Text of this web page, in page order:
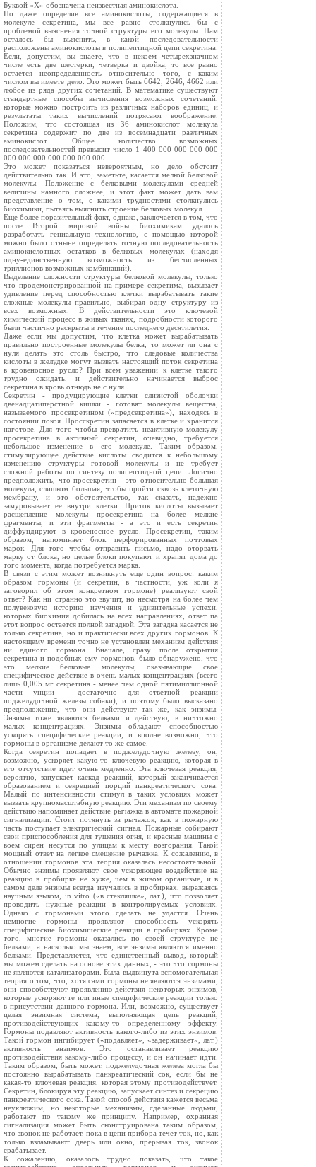
Буквой «X» обозначена неизвестная аминокислота.
Но даже определив все аминокислоты, содержащиеся в
молекуле секретина, мы все равно столкнулись бы с
проблемой выяснения точной структуры его молекулы. Нам
осталось бы выяснить, в какой последовательности
расположены аминокислоты в полипептидной цепи секретина.
Если, допустим, вы знаете, что в некоем четырехзначном
числе есть две шестерки, четверка и двойка, то все равно
остается неопределенность относительно того, с каким
числом вы имеете дело. Это может быть 6642, 2646, 4662 или
любое из ряда других сочетаний. В математике существуют
стандартные способы вычисления возможных сочетаний,
которые можно построить из различных наборов единиц, и
результаты таких вычислений потрясают воображение.
Положим, что состоящая из 36 аминокислот молекула
секретина содержит по две из восемнадцати различных
аминокислот. Общее количество возможных
последовательностей превысит число 1 400 000 000 000 000
000 000 000 000 000 000 000.
Это может показаться невероятным, но дело обстоит
действительно так. И это, заметьте, касается мелкой белковой
молекулы. Положение с белковыми молекулами средней
величины намного сложнее, и этот факт может дать вам
представление о том, с какими трудностями столкнулись
биохимики, пытаясь выяснить строение белковых молекул.
Еще более поразительный факт, однако, заключается в том, что
после Второй мировой войны биохимикам удалось
разработать гениальную технологию, с помощью которой
можно было отныне определять точную последовательность
аминокислотных остатков в белковых молекулах (находя
одну-единственную возможность из бесчисленных
триллионов возможных комбинаций).
Выделение сложности структуры белковой молекулы, только
что продемонстрированной на примере секретима, вызывает
удивление перед способностью клетки вырабатывать такие
сложные молекулы правильно, выбирая одну структуру из
всех возможных. В действительности это ключевой
химический процесс в живых тканях, подробности которого
были частично раскрыты в течение последнего десятилетия.
Даже если мы допустим, что клетка может вырабатывать
правильно построенные молекулы белка, то может ли она с
нуля делать это столь быстро, что следовые количества
кислоты в желудке могут вызвать настоящий поток секретина
в кровеносное русло? При всем уважении к клетке такого
трудно ожидать, и действительно начинается выброс
секретина в кровь отнюдь не с нуля.
Секретин - продуцирующие клетки слизистой оболочки
двенадцатиперстной кишки - готовят молекулы вещества,
называемого просекретином («предсекретина»), находясь в
состоянии покоя. Просскретин запасается в клетке и хранится
наготове. Для того чтобы превратить неактивную молекулу
просекретина в активный секретин, очевидно, требуется
небольшое изменение в его молекуле. Таким образом,
стимулирующее действие кислоты сводится к небольшому
изменению структуры готовой молекулы и не требует
сложной работы по синтезу полипептидной цепи. Логично
предположить, что просекретин - это относительно большая
молекула, слишком большая, чтобы пройти сквозь клеточную
мембрану, и это обстоятельство, так сказать, надежно
замуровывает ее внутри клетки. Приток кислоты вызывает
расщепление молекулы просекретина на более мелкие
фрагменты, и эти фрагменты - а это и есть секретин
диффундируют в кровеносное русло. Просекретин, таким
образом, напоминает блок перфорированных почтовых
марок. Для того чтобы отправить письмо, надо оторвать
марку от блока, но целые блоки покупают и храпят дома до
того момента, когда потребуется марка.
В связи с этим может возникнуть еще один вопрос: каким
образом гормоны (и секретин, в частности, уж коли я
заговорил об этом конкретном гормоне) реализуют свой
ответ? Как ни странно это звучит, но несмотря на более чем
полувековую историю изучения и удивительные успехи,
которых биохимия добилась на всех направлениях, ответ па
этот вопрос остается полной загадкой. Эта загадка касается не
только секретина, но и практически всех других гормонов. К
настоящему времени точно не установлен механизм действия
ни единого гормона. Вначале, сразу после открытия
секретина и подобных ему гормонов, было обнаружено, что
это мелкие белковые молекулы, оказывающие свое
специфическое действие в очень малых концентрациях (всего
лишь 0,005 мг секретина - менее чем одной пятимиллионной
части унции - достаточно для ответной реакции
поджелудочной железы собаки), и поэтому было высказано
предположение, что они действуют так же, как энзимы.
Энзимы тоже являются белками и действую; в ничтожно
малых концентрациях. Энзимы обладают способностью
ускорять специфические реакции, и вполне возможно, что
гормоны в организме делают то же самое.
Когда секретин попадает в поджелудочную железу, он,
возможно, ускоряет какую-то ключевую реакцию, которая в
его отсутствие идет очень медленно. Эта ключевая реакция,
вероятно, запускает каскад реакций, который заканчивается
образованием и секрецией порций панкреатического сока.
Малый по интенсивности стимул в таких условиях может
вызвать крупномасштабную реакцию. Эти механизм по своему
действию напоминает действие рычажка в автомате пожарной
сигнализации. Стоит потянуть за рычажок, как в пожарную
часть поступает электрический сигнал. Пожарные собирают
свои приспособления для тушения огня, и красные машины с
воем сирен несутся по улицам к месту возгорания. Такой
мощный ответ на легкое смещение рычажка. К сожалению, в
отношении гормонов эта теория оказалась несостоятельной.
Обычно энзимы проявляют свое ускоряющее воздействие на
реакцию в пробирке не хуже, чем в живом организме, и в
самом деле энзимы всегда изучались в пробирках, выражаясь
научным языком, in vitro («в стекляшке», лат.), что позволяет
проводить нужные реакции в контролируемых условиях.
Однако с гормонами этого сделать не удастся. Очень
немногие гормоны проявляют способность ускорять
специфические биохимические реакции в пробирках. Кроме
того, многие гормоны оказались по своей структуре не
белками, а насколько мы знаем, все энзимы являются именно
белками. Представляется, что единственный вывод, который
мы можем сделать на основе этих данных, - это что гормоны
не являются катализаторами. Была выдвинута вспомогательная
теория о том, что, хотя сами гормоны не являются энзимами,
они способствуют проявлению действия некоторых энзимов,
которые ускоряют те или иные специфические реакции только
в присутствии данного гормона. Или, возможно, существует
целая энзимная система, выполняющая цепь реакций,
противодействующих какому-то определенному эффекту.
Гормоны подавляют активность какого-либо из этих энзимов.
Такой гормон ингибирует («подавляет», «задерживает», лат.)
активность энзимов. Это останавливает реакцию
противодействия какому-либо процессу, и он начинает идти.
Таким образом, быть может, поджелудочная железа могла бы
постоянно вырабатывать панкреатический сок, если бы не
какая-то ключевая реакция, которая этому противодействует.
Секретин, блокируя эту реакцию, запускает синтез и секрецию
панкреатического сока. Такой способ действия кажется весьма
неуклюжим, но некоторые механизмы, сделанные людьми,
работают по такому же принципу. Например, охранная
сигнализация может быть сконструирована таким образом,
что звонок не работает, пока в цепи прибора течет ток, но, как
только взламывают дверь или окно, прерывая ток, звонок
срабатывает.
К сожалению, оказалось трудно показать, что такое